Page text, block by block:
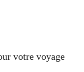
votre voyage